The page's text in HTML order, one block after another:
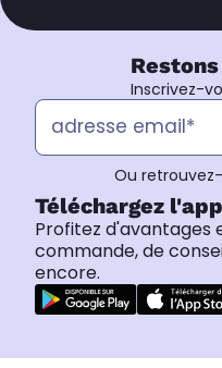
Inscrivez-
Ou
Téléchargez
Profitez d'avantages
commande, de
encore.